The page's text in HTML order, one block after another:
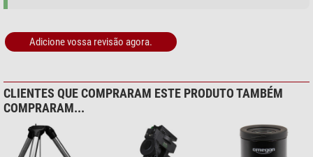
Adicione vossa revisão agora.
CLIENTES QUE COMPRARAM ESTE PRODUTO TAMBÉM
COMPRARAM...